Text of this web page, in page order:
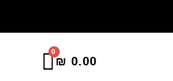
לתוכן
0.00
₪